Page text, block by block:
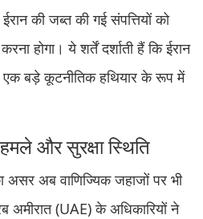
की जब्त की गई संपत्तियों को
होगा। ये शर्तें दर्शाती हैं कि ईरान
एक बड़े कूटनीतिक हथियार के रूप में
और सुरक्षा स्थिति
असर अब वाणिज्यिक जहाजों पर भी
(UAE) के अधिकारियों ने